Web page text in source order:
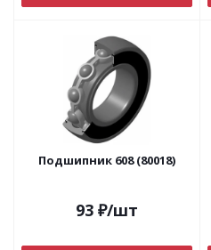
Подшипник 608 (80018)
93 ₽/шт